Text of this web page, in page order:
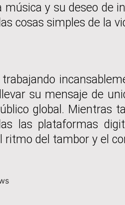
música y su deseo de
cosas simples de la
su mensaje de
global. Mientras
las plataformas
ritmo del tambor y el